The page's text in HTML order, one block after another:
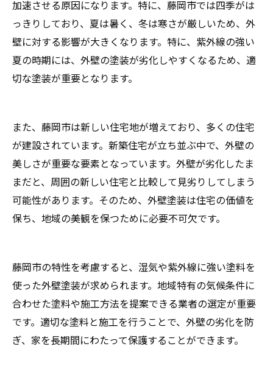
加速させる原因になります。特に、藤岡市では四季がは
っきりしており、夏は暑く、冬は寒さが厳しいため、外
壁に対する影響が大きくなります。特に、紫外線の強い
夏の時期には、外壁の塗装が劣化しやすくなるため、適
切な塗装が重要となります。
また、藤岡市は新しい住宅地が増えており、多くの住宅
が建設されています。新築住宅が立ち並ぶ中で、外壁の
美しさが重要な要素となっています。外壁が劣化したま
まだと、周囲の新しい住宅と比較して見劣りしてしまう
可能性があります。そのため、外壁塗装は住宅の価値を
保ち、地域の美観を保つために必要不可欠です。
藤岡市の特性を考慮すると、湿気や紫外線に強い塗料を
使った外壁塗装が求められます。地域特有の気候条件に
合わせた塗料や施工方法を提案できる業者の選定が重要
です。適切な塗料と施工を行うことで、外壁の劣化を防
ぎ、家を長期間にわたって保護することができます。